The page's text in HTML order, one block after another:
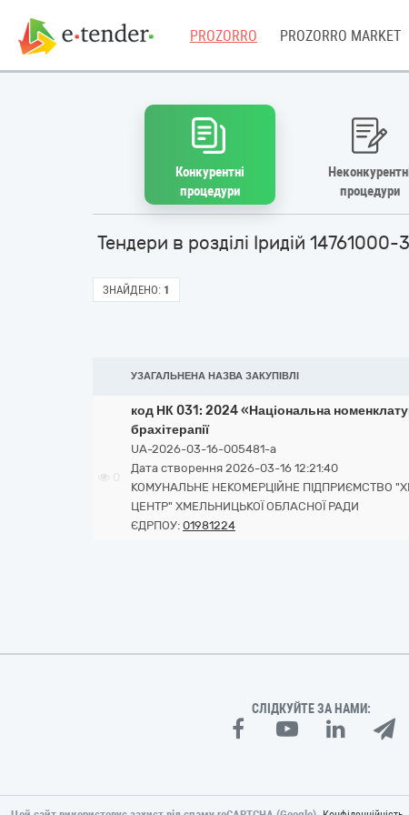
PROZORRO PROZORRO MARKET
Конкурентні
процедури
процедури
Тендери в розділі Іридій 14761000-3
ЗНАЙДЕНО: 1
УЗАГАЛЬНЕНА НАЗВА ЗАКУПІВЛІ
код НК 031: 2024 «Національна
брахітерапії
UA-2026-03-16-005481-a
Дата створення 2026-03-16 12:21:40
КОМУНАЛЬНЕ НЕКОМЕРЦІЙНЕ ПІДПРИЄМСТВО
ЦЕНТР" ХМЕЛЬНИЦЬКОЇ ОБЛАСНОЇ РАДИ
ЄДРПОУ: 01981224
СЛІДКУЙТЕ ЗА НАМИ: